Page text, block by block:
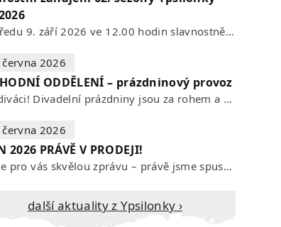
Ve středu 9. září 2026 ve 12.00 hodin slavnostně zahájíme novou divadelní…
června 2026
ODDĚLENÍ – prázdninový provoz
Milí diváci! Divadelní prázdniny jsou za rohem a s nimi se mění i otevírací…
června 2026
2026 PRÁVĚ V PRODEJI!
Máme pro vás skvělou zprávu – právě jsme spustili prodej vstupenek na říjen…
Další aktuality z Ypsilonky ›